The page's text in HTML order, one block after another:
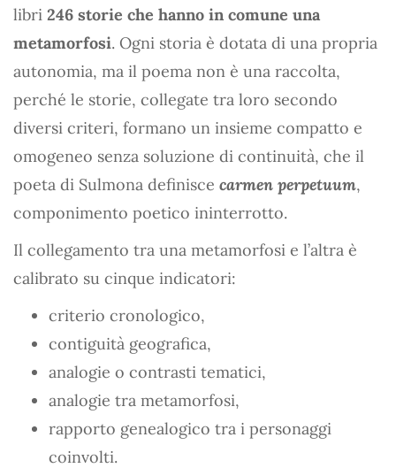
libri 246 storie che hanno in comune una
metamorfosi. Ogni storia è dotata di una propria
autonomia, ma il poema non è una raccolta,
perché le storie, collegate tra loro secondo
diversi criteri, formano un insieme compatto e
omogeneo senza soluzione di continuità, che il
poeta di Sulmona definisce carmen perpetuum,
componimento poetico ininterrotto.
Il collegamento tra una metamorfosi e l’altra è
calibrato su cinque indicatori:
criterio cronologico,
contiguità geografica,
analogie o contrasti tematici,
analogie tra metamorfosi,
rapporto genealogico tra i personaggi
coinvolti.